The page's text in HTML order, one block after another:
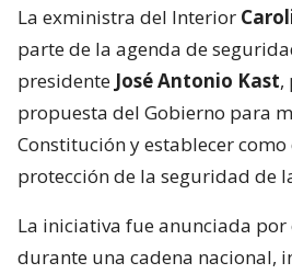
La exministra del Interior
parte de la agenda de
presidente José Antonio Kast,
propuesta del Gobierno para
Constitución y establecer
protección de la seguridad de
La iniciativa fue anunciada
durante una cadena nacional,